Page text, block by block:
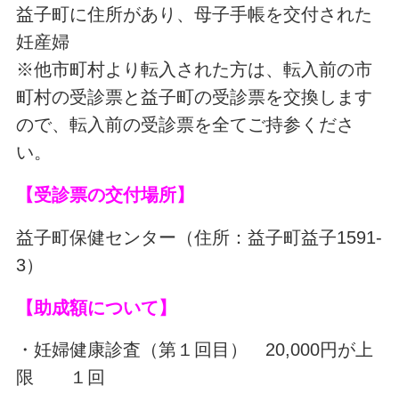
益子町に住所があり、母子手帳を交付された
妊産婦
※他市町村より転入された方は、転入前の市
町村の受診票と益子町の受診票を交換します
ので、転入前の受診票を全てご持参くださ
い。
【受診票の交付場所】
益子町保健センター（住所：益子町益子1591-
3）
【助成額について】
・妊婦健康診査（第１回目） 20,000円が上
限 １回